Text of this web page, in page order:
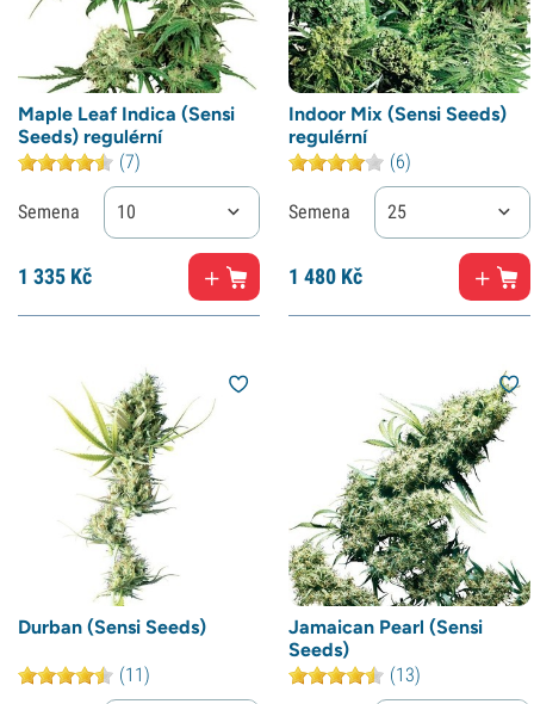
Maple Leaf Indica (Sensi
Seeds) regulérní
(7)
Semena 10
1 335 Kč
Indoor Mix (Sensi Seeds)
regulérní
(6)
Semena 25
1 480 Kč
Durban (Sensi Seeds)
(11)
Jamaican Pearl (Sensi
Seeds)
(13)